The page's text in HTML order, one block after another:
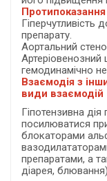
Протипоказання
Гіперчутливість
препарату.
Аортальний
Артеріовенозний
гемодинамічно
Взаємодія з
види взаємодій
Гіпотензивна
посилюватися
блокаторами
препаратами, а
діарея,